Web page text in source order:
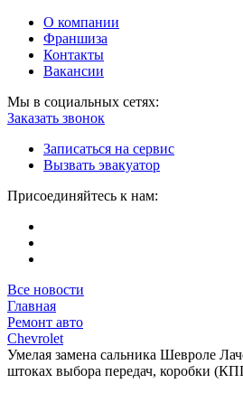
О компании
Франшиза
Контакты
Вакансии
Мы в социальных сетях:
Заказать звонок
Записаться на сервис
Вызвать эвакуатор
Присоединяйтесь к нам:
Все новости
Главная
Ремонт авто
Chevrolet
Умелая замена сальника Шевроле
штоках выбора передач, коробки